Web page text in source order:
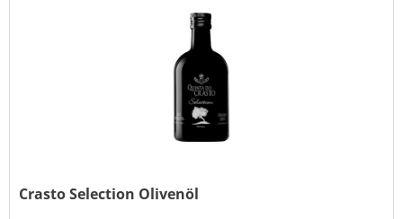
Crasto Selection Olivenöl